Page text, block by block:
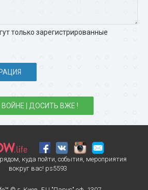
только зарегистрированные
ВОЙНЕ | ДОСИТЬ ВЖЕ !
куда пойти, события, мероприятия
вокруг вас! ps5593